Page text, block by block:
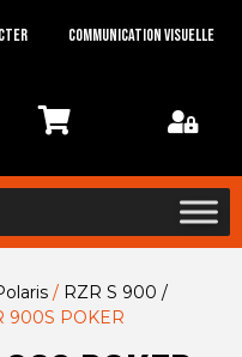
Communication visuelle
/ RZR S 900 /
900S POKER